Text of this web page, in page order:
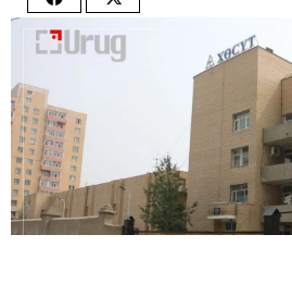
Share
on
Share
on